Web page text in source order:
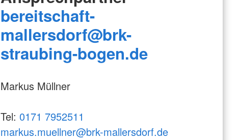
bereitschaft-
mallersdorf@brk-
straubing-bogen.de
Markus Müllner
Tel: 0171 7952511
markus.muellner@brk-mallersdorf.de